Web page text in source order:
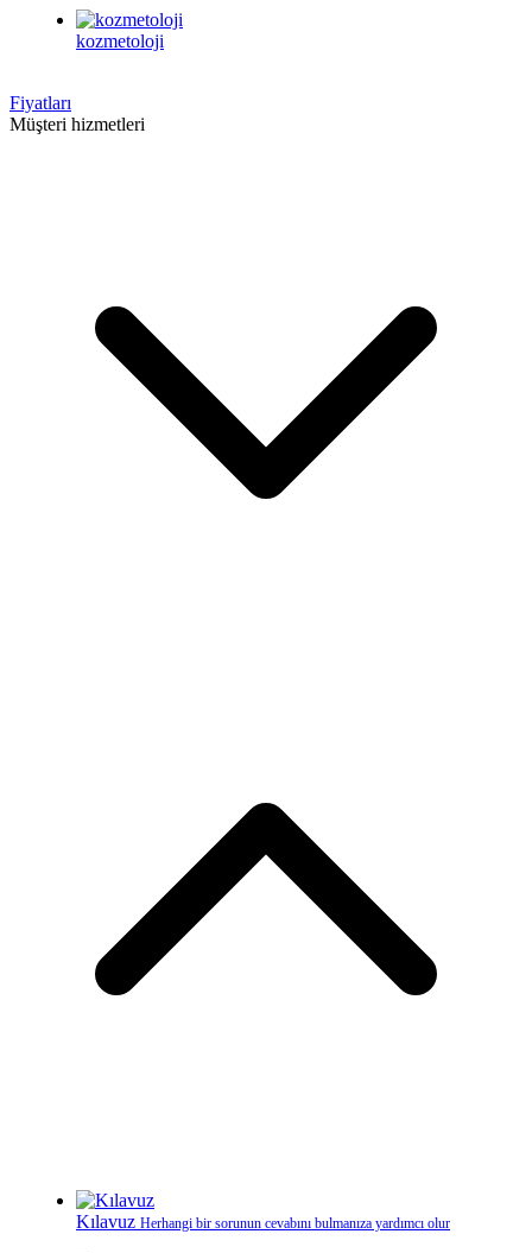
kozmetoloji
Fiyatları
Müşteri hizmetleri
Kılavuz Herhangi bir sorunun cevabını bulmanıza yardımcı olur